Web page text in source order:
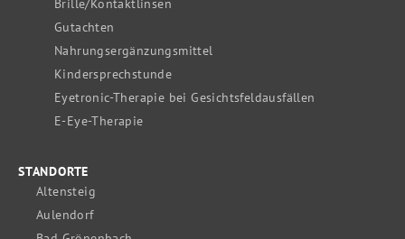
Gutachten
Nahrungsergänzungsmittel
Kindersprechstunde
Eyetronic-Therapie bei Gesichtsfeldausfällen
E-Eye-Therapie
STANDORTE
Altensteig
Aulendorf